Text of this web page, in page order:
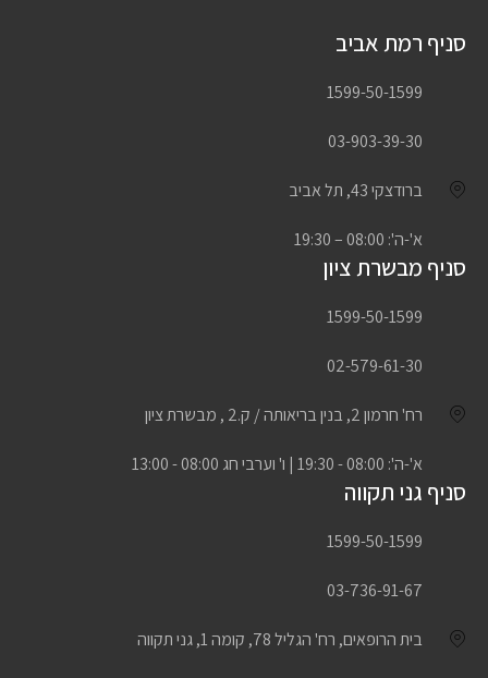
סניף רמת אביב
1599-50-1599
03-903-39-30
ברודצקי 43, תל אביב
א'-ה': 08:00 – 19:30
סניף מבשרת ציון
1599-50-1599
02-579-61-30
רח' חרמון 2, בנין בריאותה / ק.2 , מבשרת ציון
א'-ה': 08:00 - 19:30 | ו' וערבי חג 08:00 - 13:00
סניף גני תקווה
1599-50-1599
03-736-91-67
בית הרופאים, רח' הגליל 78, קומה 1, גני תקווה